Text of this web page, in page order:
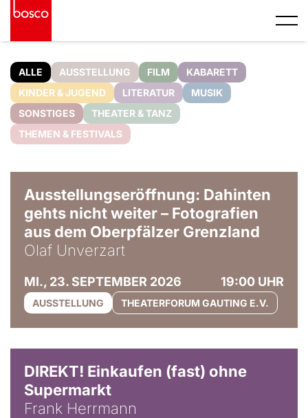
ALLE AUSSTELLUNG FILM
KABARETT
KINDER & JUGEND
LITERATUR
MUSIK
SONSTIGES
THEATER & TANZ
THEMEN & FESTIVALS
Ausstellungseröffnung: Dahinten
gehts nicht weiter – Fotografien
aus dem Oberpfälzer Grenzland
Olaf Unverzart
MI., 23. SEPTEMBER 2026 19:00 UHR
AUSSTELLUNG THEATERFORUM GAUTING E.V.
DIREKT! Einkaufen (fast) ohne
Supermarkt
Frank Herrmann